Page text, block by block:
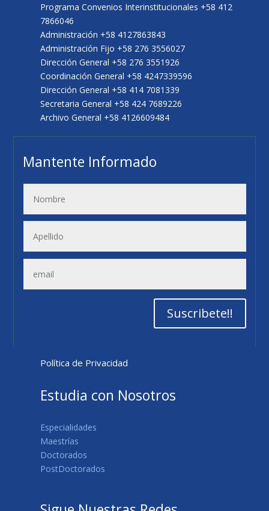
Programa Convenios Interinstitucionales +58 412
7866046
Administración +58 4127863843
Administración Fijo +58 276 3556027
Dirección General +58 276 3551926
Coordinación General +58 4247339596
Dirección General +58 414 7081339
Secretaria General +58 424 7689226
Archivo General +58 4126609484
Mantente Informado
Suscribete!!
Política de Privacidad
Estudia con Nosotros
Especialidades
Maestrías
Doctorados
PostDoctorados